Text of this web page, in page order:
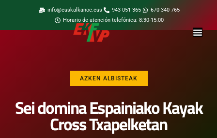
info@euskalkanoe.eus 943 051 365
670 340 765
Horario de atención telefónica: 8:30-15:00
AZKEN ALBISTEAK
Sei domina Espainiako Kayak
Cross Txapelketan